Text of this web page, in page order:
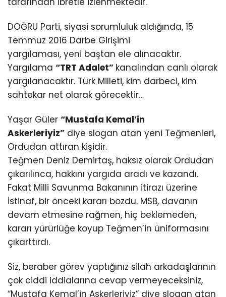
DOĞRU Parti, siyasi sorumluluk aldığında, 15
Temmuz 2016 Darbe Girişimi
yargılaması, yeni baştan ele alınacaktır.
Yargılama “TRT Adalet” kanalından canlı olarak
yargılanacaktır. Türk Milleti, kim darbeci, kim
sahtekar net olarak görecektir…
Yaşar Güler “Mustafa Kemal’in
Askerleriyiz” diye slogan atan yeni Teğmenleri,
Ordudan attıran kişidir.
Teğmen Deniz Demirtaş, haksız olarak Ordudan
çıkarılınca, hakkını yargıda aradı ve kazandı.
Fakat Milli Savunma Bakanının itirazı üzerine
İstinaf, bir önceki kararı bozdu. MSB, davanın
devam etmesine rağmen, hiç beklemeden,
kararı yürürlüğe koyup Teğmen’in üniformasını
çıkarttırdı.
Siz, beraber görev yaptığınız silah arkadaşlarının
çok ciddi iddialarına cevap vermeyeceksiniz,
“Mustafa Kemal’in Askerleriyiz” diye slogan atan